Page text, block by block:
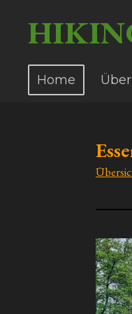
Hauptinhalt
springen
Home